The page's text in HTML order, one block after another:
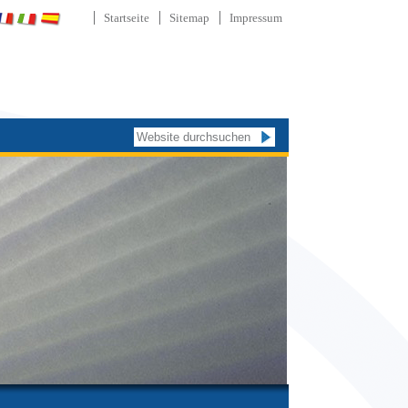
Startseite Sitemap Impressum
Website durchsuchen
Erweiterte
Suche…